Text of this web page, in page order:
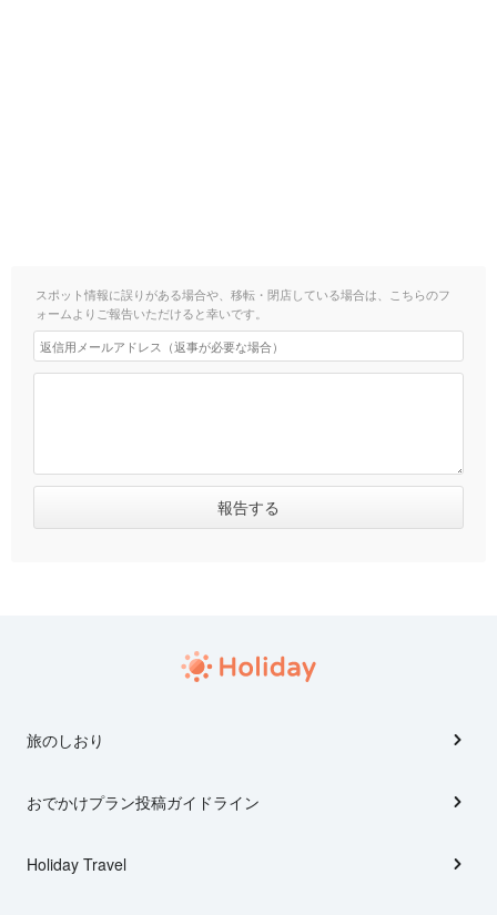
スポット情報に誤りがある場合や、移転・閉店している場合は、こちらのフ
ォームよりご報告いただけると幸いです。
旅のしおり
おでかけプラン投稿ガイドライン
Holiday Travel